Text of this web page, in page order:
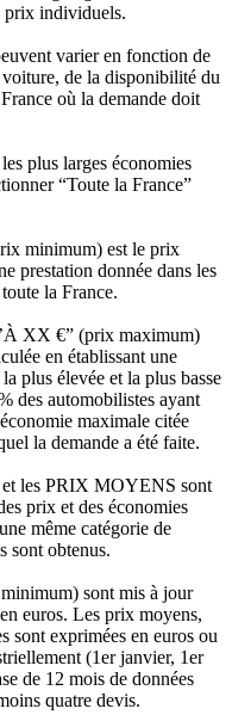
prix individuels.
varier en fonction de
de la disponibilité du
où la demande doit
plus larges économies
“Toute la France”
minimum) est le prix
prestation donnée dans les
la France.
XX €” (prix maximum)
en établissant une
plus élevée et la plus basse
des automobilistes ayant
maximale citée
la demande a été faite.
les PRIX MOYENS sont
prix et des économies
même catégorie de
sont obtenus.
sont mis à jour
euros. Les prix moyens,
sont exprimées en euros ou
(1er janvier, 1er
de 12 mois de données
quatre devis.